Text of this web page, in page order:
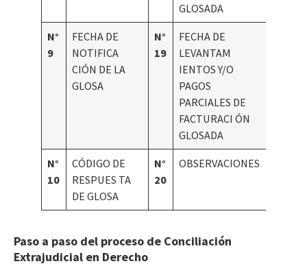
GLOSADA
N°
9
FECHA DE
NOTIFICA
CIÓN DE LA
GLOSA
N°
19
FECHA DE
LEVANTAM
IENTOS Y/O
PAGOS
PARCIALES DE
FACTURACI ÓN
GLOSADA
N°
10
CÓDIGO DE
RESPUES TA
DE GLOSA
N°
20
OBSERVACIONES
Paso a paso del proceso de Conciliación
Extrajudicial en Derecho